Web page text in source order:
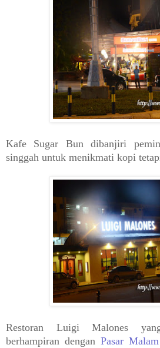
Kafe Sugar Bun dibanjiri
singgah untuk menikmati kopi
Restoran Luigi Malones
berhampiran dengan Pasar